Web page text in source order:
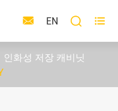
 EN  
인화성 저장 캐비닛